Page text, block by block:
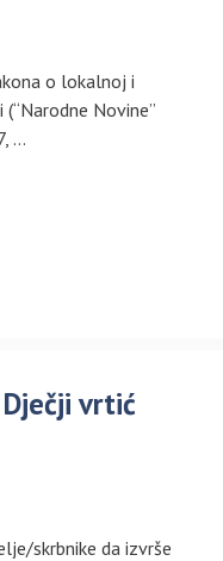
o lokalnoj i
Novine”
…
vrtić
skrbnike da izvrše